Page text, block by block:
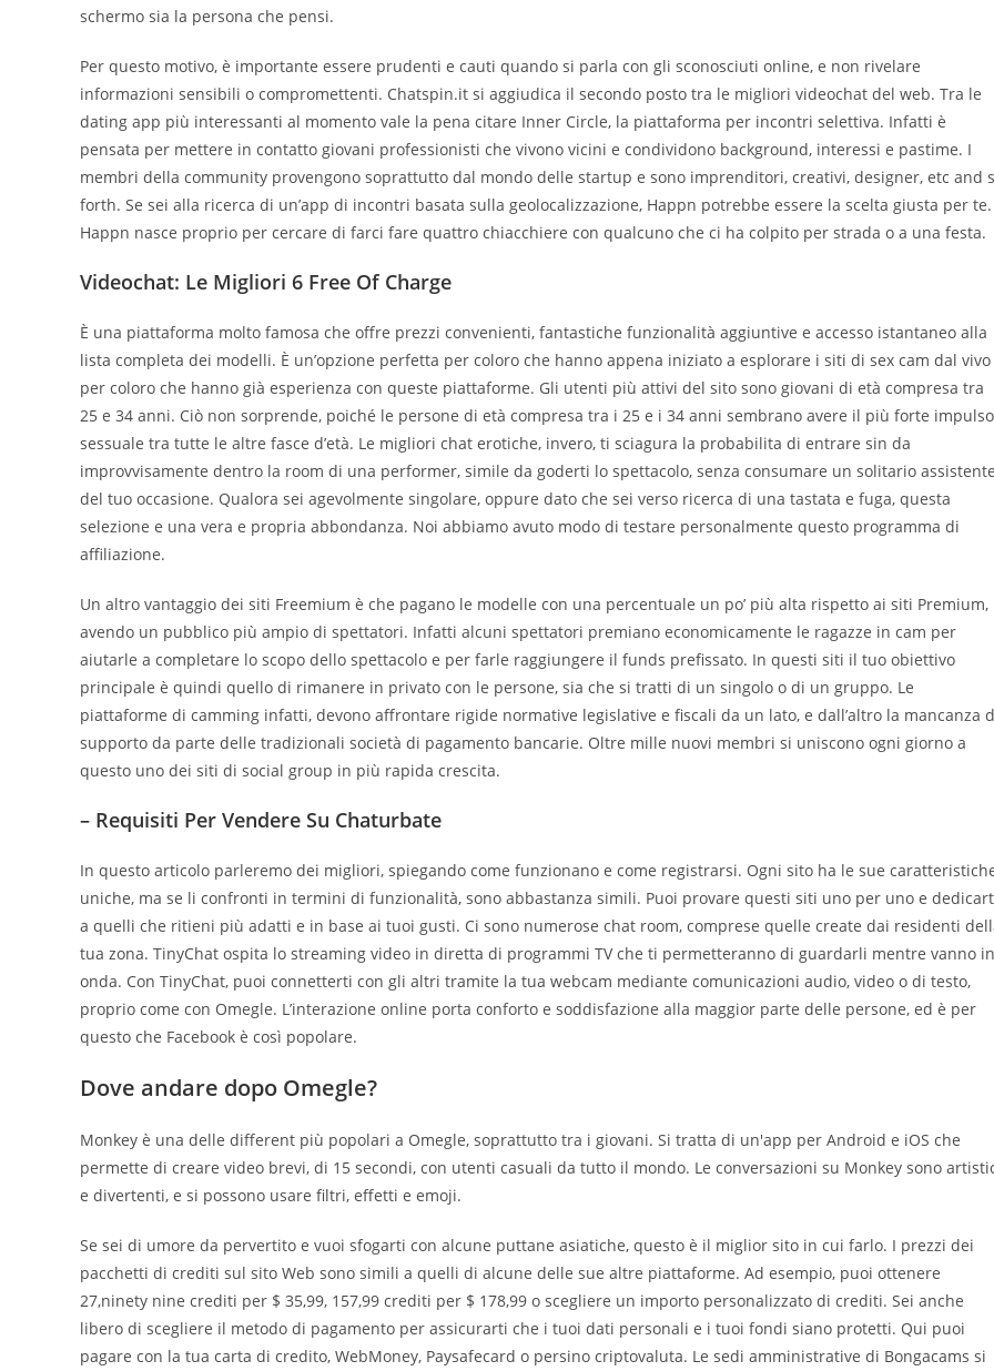
schermo sia la persona che pensi.
Per questo motivo, è importante essere prudenti e cauti quando si parla con gli sconosciuti online, e non rivelare
informazioni sensibili o compromettenti. Chatspin.it si aggiudica il secondo posto tra le migliori videochat del web. Tra le
dating app più interessanti al momento vale la pena citare Inner Circle, la piattaforma per incontri selettiva. Infatti è
pensata per mettere in contatto giovani professionisti che vivono vicini e condividono background, interessi e pastime. I
membri della community provengono soprattutto dal mondo delle startup e sono imprenditori, creativi, designer, etc and
forth. Se sei alla ricerca di un’app di incontri basata sulla geolocalizzazione, Happn potrebbe essere la scelta giusta per te.
Happn nasce proprio per cercare di farci fare quattro chiacchiere con qualcuno che ci ha colpito per strada o a una festa.
Videochat: Le Migliori 6 Free Of Charge
È una piattaforma molto famosa che offre prezzi convenienti, fantastiche funzionalità aggiuntive e accesso istantaneo alla
lista completa dei modelli. È un’opzione perfetta per coloro che hanno appena iniziato a esplorare i siti di sex cam dal vivo
per coloro che hanno già esperienza con queste piattaforme. Gli utenti più attivi del sito sono giovani di età compresa tra
25 e 34 anni. Ciò non sorprende, poiché le persone di età compresa tra i 25 e i 34 anni sembrano avere il più forte impulso
sessuale tra tutte le altre fasce d’età. Le migliori chat erotiche, invero, ti sciagura la probabilita di entrare sin da
improvvisamente dentro la room di una performer, simile da goderti lo spettacolo, senza consumare un solitario assistente
del tuo occasione. Qualora sei agevolmente singolare, oppure dato che sei verso ricerca di una tastata e fuga, questa
selezione e una vera e propria abbondanza. Noi abbiamo avuto modo di testare personalmente questo programma di
affiliazione.
Un altro vantaggio dei siti Freemium è che pagano le modelle con una percentuale un po’ più alta rispetto ai siti Premium,
avendo un pubblico più ampio di spettatori. Infatti alcuni spettatori premiano economicamente le ragazze in cam per
aiutarle a completare lo scopo dello spettacolo e per farle raggiungere il funds prefissato. In questi siti il tuo obiettivo
principale è quindi quello di rimanere in privato con le persone, sia che si tratti di un singolo o di un gruppo. Le
piattaforme di camming infatti, devono affrontare rigide normative legislative e fiscali da un lato, e dall’altro la mancanza
supporto da parte delle tradizionali società di pagamento bancarie. Oltre mille nuovi membri si uniscono ogni giorno a
questo uno dei siti di social group in più rapida crescita.
– Requisiti Per Vendere Su Chaturbate
In questo articolo parleremo dei migliori, spiegando come funzionano e come registrarsi. Ogni sito ha le sue
uniche, ma se li confronti in termini di funzionalità, sono abbastanza simili. Puoi provare questi siti uno per uno e
a quelli che ritieni più adatti e in base ai tuoi gusti. Ci sono numerose chat room, comprese quelle create dai residenti
tua zona. TinyChat ospita lo streaming video in diretta di programmi TV che ti permetteranno di guardarli mentre vanno in
onda. Con TinyChat, puoi connetterti con gli altri tramite la tua webcam mediante comunicazioni audio, video o di testo,
proprio come con Omegle. L’interazione online porta conforto e soddisfazione alla maggior parte delle persone, ed è per
questo che Facebook è così popolare.
Dove andare dopo Omegle?
Monkey è una delle different più popolari a Omegle, soprattutto tra i giovani. Si tratta di un'app per Android e iOS che
permette di creare video brevi, di 15 secondi, con utenti casuali da tutto il mondo. Le conversazioni su Monkey sono
e divertenti, e si possono usare filtri, effetti e emoji.
Se sei di umore da pervertito e vuoi sfogarti con alcune puttane asiatiche, questo è il miglior sito in cui farlo. I prezzi dei
pacchetti di crediti sul sito Web sono simili a quelli di alcune delle sue altre piattaforme. Ad esempio, puoi ottenere
27,ninety nine crediti per $ 35,99, 157,99 crediti per $ 178,99 o scegliere un importo personalizzato di crediti. Sei anche
libero di scegliere il metodo di pagamento per assicurarti che i tuoi dati personali e i tuoi fondi siano protetti. Qui puoi
pagare con la tua carta di credito, WebMoney, Paysafecard o persino criptovaluta. Le sedi amministrative di Bongacams si